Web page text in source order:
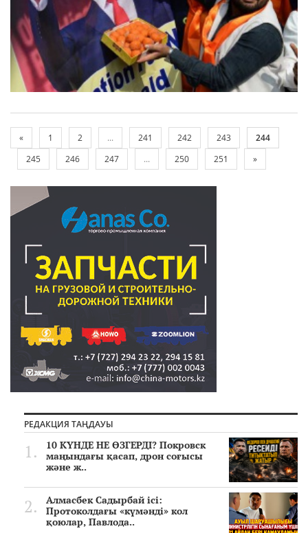
« 1 2 ... 241 242 243
244
245
246 247 ... 250 251 »
РЕДАКЦИЯ ТАҢДАУЫ
10 КҮНДЕ НЕ ӨЗГЕРДІ? Покровск
маңындағы қасап, дрон соғысы
және ж..
Алмасбек Садырбай ісі:
Протоколдағы «күмәнді» кол
қоюлар, Павлода..